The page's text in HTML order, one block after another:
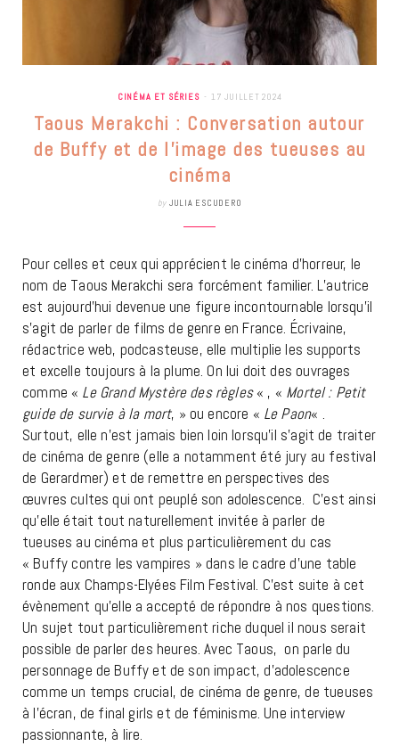
CINÉMA ET SÉRIES 17 JUILLET 2024
Taous Merakchi : Conversation autour
de Buffy et de l’image des tueuses au
cinéma
by JULIA ESCUDERO
Pour celles et ceux qui apprécient le cinéma d’horreur, le
nom de Taous Merakchi sera forcément familier. L’autrice
est aujourd’hui devenue une figure incontournable lorsqu’il
s’agit de parler de films de genre en France. Écrivaine,
rédactrice web, podcasteuse, elle multiplie les supports
et excelle toujours à la plume. On lui doit des ouvrages
comme « Le Grand Mystère des règles« , « Mortel : Petit
guide de survie à la mort, » ou encore « Le Paon« .
Surtout, elle n’est jamais bien loin lorsqu’il s’agit de traiter
de cinéma de genre (elle a notamment été jury au festival
de Gerardmer) et de remettre en perspectives des
œuvres cultes qui ont peuplé son adolescence. C’est ainsi
qu’elle était tout naturellement invitée à parler de
tueuses au cinéma et plus particulièrement du cas
« Buffy contre les vampires » dans le cadre d’une table
ronde aux Champs-Elyées Film Festival. C’est suite à cet
évènement qu’elle a accepté de répondre à nos questions.
Un sujet tout particulièrement riche duquel il nous serait
possible de parler des heures. Avec Taous, on parle du
personnage de Buffy et de son impact, d’adolescence
comme un temps crucial, de cinéma de genre, de tueuses
à l’écran, de final girls et de féminisme. Une interview
passionnante, à lire.